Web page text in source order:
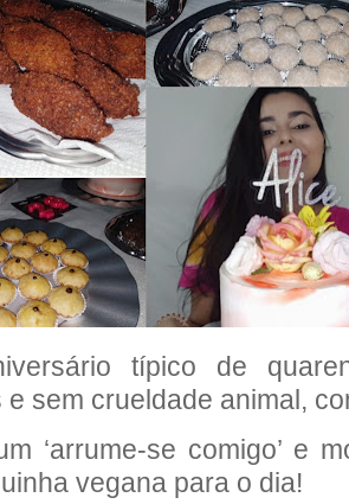
típico de
sem crueldade animal,
‘arrume-se comigo’ e
vegana para o dia!